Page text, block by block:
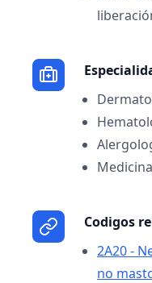
Codigos
2A20 -
no